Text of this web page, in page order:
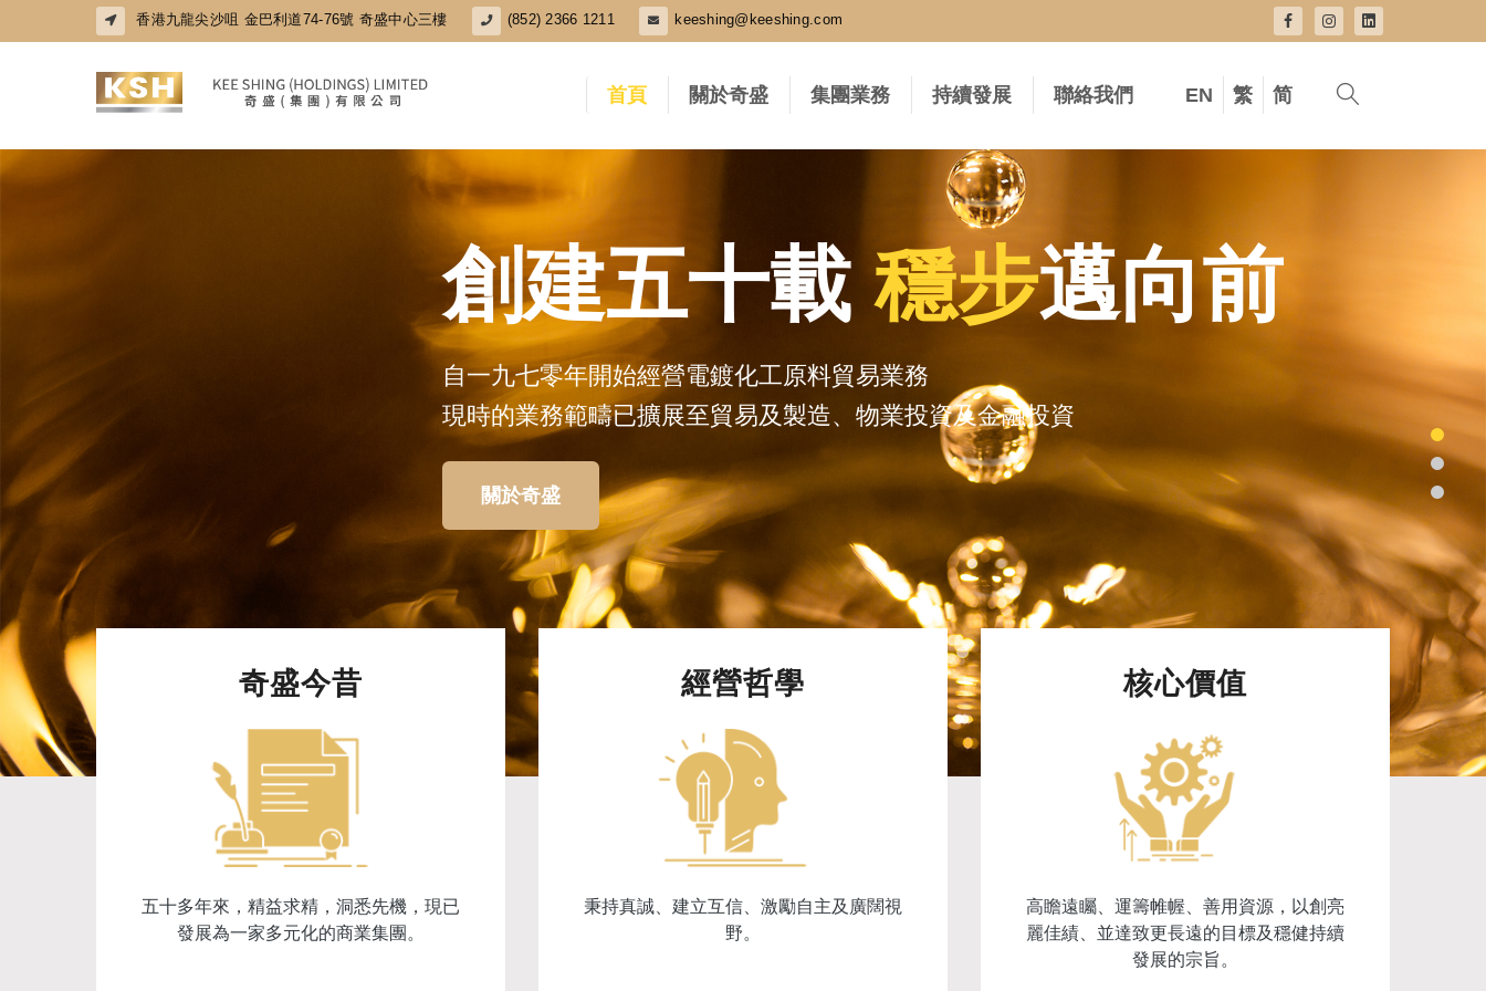
香港九龍尖沙咀 金巴利道74-76號 奇盛中心三樓 (852) 2366 1211 keeshing@keeshing.com
首頁 關於奇盛 集團業務 持續發展 聯絡我們 EN 繁 简
穩步
奇盛今昔
五十多年來，精益求精，洞悉先機，現已
發展為一家多元化的商業集團。
經營哲學
秉持真誠、建立互信、激勵自主及廣闊視
野。
核心價值
高瞻遠矚、運籌帷幄、善用資源，以創亮
麗佳績、並達致更長遠的目標及穩健持續
發展的宗旨。